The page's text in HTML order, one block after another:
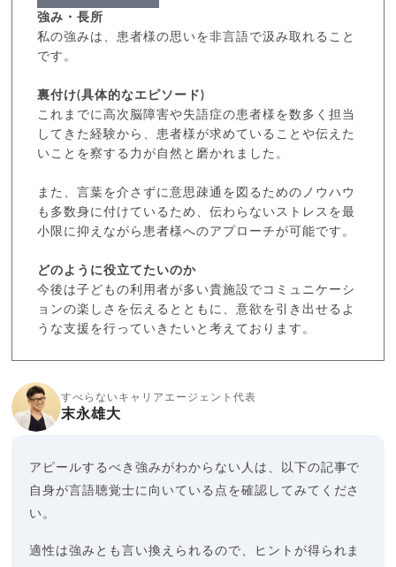
強み・長所
私の強みは、患者様の思いを非言語で汲み取れること
です。
裏付け(具体的なエピソード)
これまでに高次脳障害や失語症の患者様を数多く担当
してきた経験から、患者様が求めていることや伝えた
いことを察する力が自然と磨かれました。
また、言葉を介さずに意思疎通を図るためのノウハウ
も多数身に付けているため、伝わらないストレスを最
小限に抑えながら患者様へのアプローチが可能です。
どのように役立てたいのか
今後は子どもの利用者が多い貴施設でコミュニケーシ
ョンの楽しさを伝えるとともに、意欲を引き出せるよ
うな支援を行っていきたいと考えております。
すべらないキャリアエージェント代表
末永雄大
アピールするべき強みがわからない人は、以下の記事で
自身が言語聴覚士に向いている点を確認してみてくださ
い。
適性は強みとも言い換えられるので、ヒントが得られま